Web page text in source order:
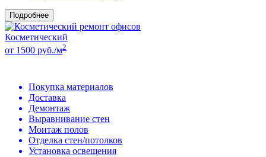
Подробнее
Косметический
от 1500 руб./м2
Покупка материалов
Доставка
Демонтаж
Выравнивание стен
Монтаж полов
Отделка стен/потолков
Установка освещения